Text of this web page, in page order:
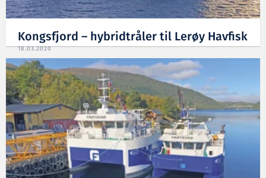
Kongsfjord – hybridtråler til Lerøy Havfisk
18.03.2020